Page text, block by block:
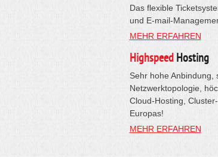
Das flexible
und E-mail-
MEHR ERFAHREN
HighspeedHosting
Sehr hohe Anbindung,
Netzwerktopologie,
Cloud-Hosting,
Europas!
MEHR ERFAHREN